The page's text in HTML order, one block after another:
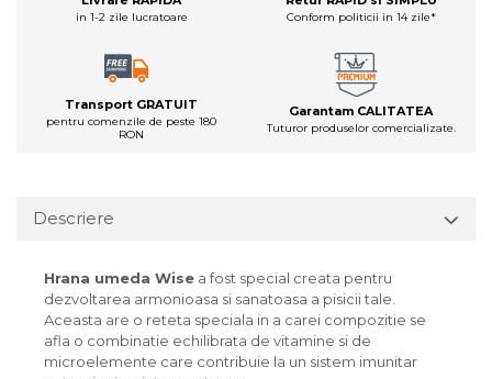
in 1-2 zile lucratoare Conform politicii in 14 zile*
Transport GRATUIT
pentru comenzile de peste 180
RON
Garantam CALITATEA
Tuturor produselor comercializate.
Descriere
Hrana umeda Wise a fost special creata pentru
dezvoltarea armonioasa si sanatoasa a pisicii tale.
Aceasta are o reteta speciala in a carei compozitie se
afla o combinatie echilibrata de vitamine si de
microelemente care contribuie la un sistem imunitar